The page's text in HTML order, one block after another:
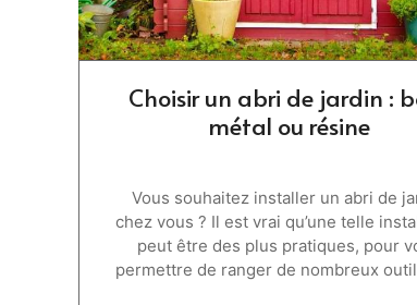
Choisir un abri de jardin :
métal ou résine
Vous souhaitez installer un abri de
chez vous ? Il est vrai qu’une telle
peut être des plus pratiques, pour
permettre de ranger de nombreux